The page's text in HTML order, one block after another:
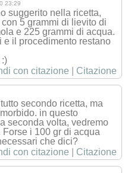
23:29
suggerito nella ricetta,
5 grammi di lievito di
e 225 grammi di acqua.
e il procedimento restano
con citazione Citazione
secondo ricetta, ma
in questo
seconda volta, vedremo
i 100 gr di acqua
che dici?
con citazione Citazione